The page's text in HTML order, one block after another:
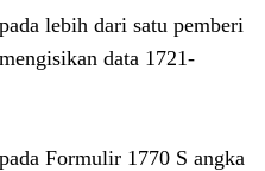
lebih dari satu pemberi
data 1721-
Formulir 1770 S angka